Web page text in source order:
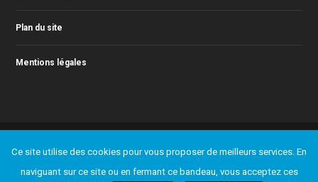
Plan du site
Mentions légales
RONTEY ( webmaster@actionjazz.fr )
Ajouter un événement
Presse Contact
L’Association
Ce site utilise des cookies pour vous proposer de meilleurs services. En
naviguant sur ce site ou en fermant ce bandeau, vous acceptez ces